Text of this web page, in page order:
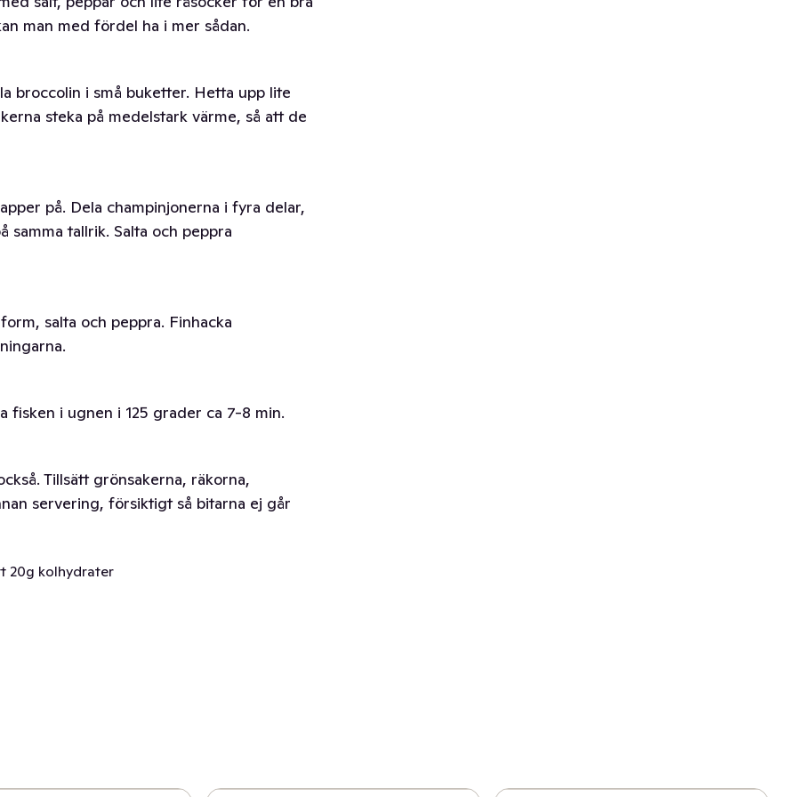
man med fördel ha i mer sådan.
broccolin i små buketter. Hetta upp lite
steka på medelstark värme, så att de
på. Dela champinjonerna i fyra delar,
samma tallrik. Salta och peppra
salta och peppra. Finhacka
fisken i ugnen i 125 grader ca 7-8 min.
Tillsätt grönsakerna, räkorna,
servering, försiktigt så bitarna ej går
20g kolhydrater